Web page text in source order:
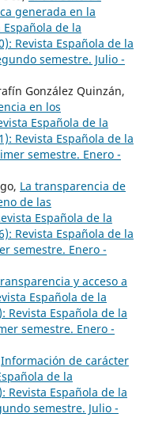
generada en la
Española de la
Revista Española de la
semestre. Julio -
González Quinzán,
en los
Española de la
Revista Española de la
semestre. Enero -
La transparencia de
de las
Española de la
Revista Española de la
semestre. Enero -
y acceso a
Española de la
Revista Española de la
semestre. Enero -
Información de carácter
de la
Revista Española de la
semestre. Julio -